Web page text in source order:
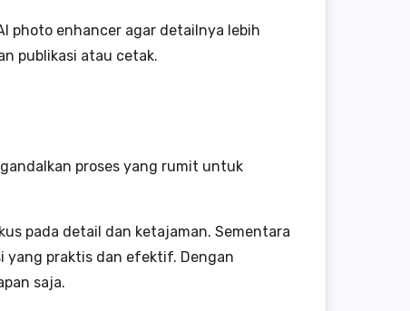
photo enhancer agar detailnya lebih
publikasi atau cetak.
proses yang rumit untuk
pada detail dan ketajaman. Sementara
yang praktis dan efektif. Dengan
saja.